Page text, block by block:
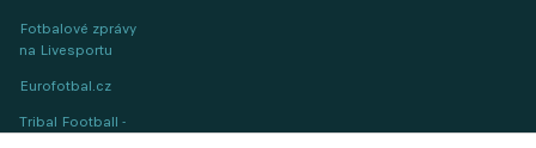
Fotbalové zprávy
na Livesportu
Eurofotbal.cz
Tribal Football -